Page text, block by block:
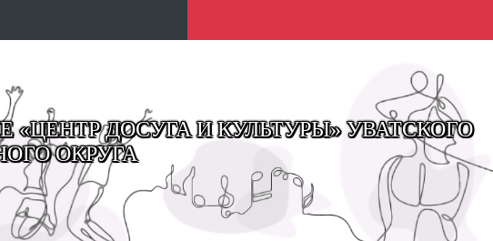
ДОСУГА И КУЛЬТУРЫ» УВАТСКОГО
ОКРУГА